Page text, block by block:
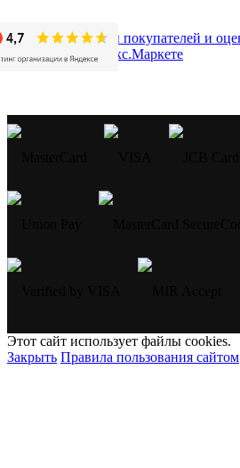
Этот сайт использует файлы cookies.
Закрыть Правила пользования сайтом